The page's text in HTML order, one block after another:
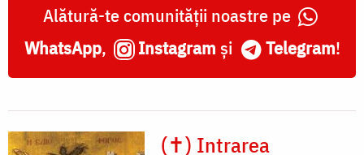
Alătură-te comunității noastre pe
WhatsApp, Instagram și Telegram!
(✝) Intrarea